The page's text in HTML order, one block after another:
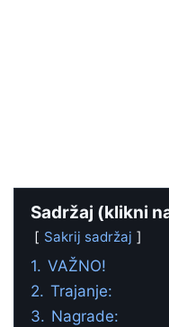
Sadržaj (klikni
Sakrij sadržaj
1. VAŽNO!
2. Trajanje:
3. Nagrade: